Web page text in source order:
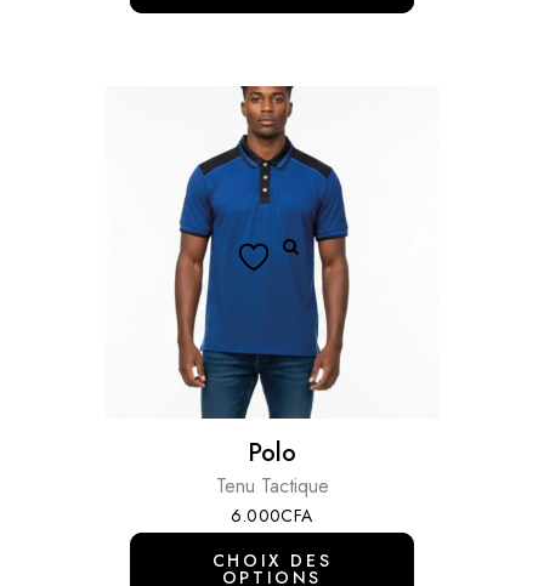
Polo
Tenu Tactique
6.000CFA
CHOIX DES
OPTIONS